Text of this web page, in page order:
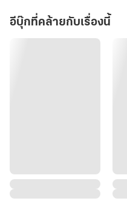
อีบุ๊กที่คล้ายกับเรื่องนี้